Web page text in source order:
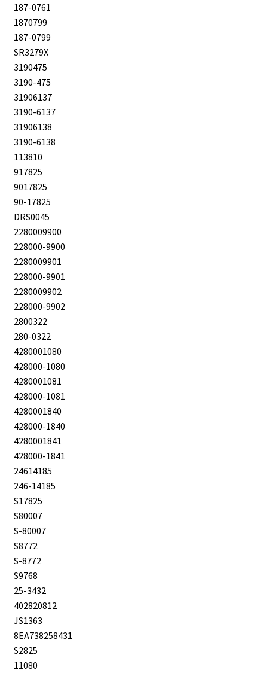
187-0761
1870799
187-0799
SR3279X
3190475
3190-475
31906137
3190-6137
31906138
3190-6138
113810
917825
9017825
90-17825
DRS0045
2280009900
228000-9900
2280009901
228000-9901
2280009902
228000-9902
2800322
280-0322
4280001080
428000-1080
4280001081
428000-1081
4280001840
428000-1840
4280001841
428000-1841
24614185
246-14185
S17825
S80007
S-80007
S8772
S-8772
S9768
25-3432
402820812
JS1363
8EA738258431
S2825
11080